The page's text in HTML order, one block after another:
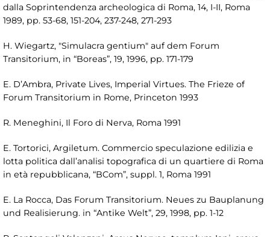
dalla Soprintendenza archeologica di Roma, 14, I-II, Roma
1989, pp. 53-68, 151-204, 237-248, 271-293
H. Wiegartz, "Simulacra gentium" auf dem Forum
Transitorium, in “Boreas”, 19, 1996, pp. 171-179
E. D’Ambra, Private Lives, Imperial Virtues. The Frieze of
Forum Transitorium in Rome, Princeton 1993
R. Meneghini, Il Foro di Nerva, Roma 1991
E. Tortorici, Argiletum. Commercio speculazione edilizia e
lotta politica dall’analisi topografica di un quartiere di Roma
in età repubblicana, “BCom”, suppl. 1, Roma 1991
E. La Rocca, Das Forum Transitorium. Neues zu Bauplanung
und Realisierung. in “Antike Welt”, 29, 1998, pp. 1-12